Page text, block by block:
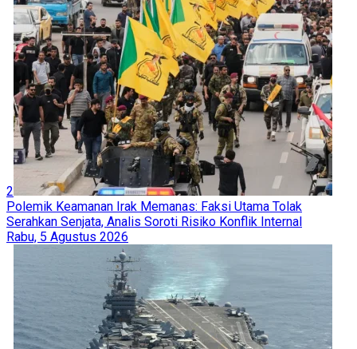
2
Polemik Keamanan Irak Memanas: Faksi Utama Tolak
Serahkan Senjata, Analis Soroti Risiko Konflik Internal
Rabu, 5 Agustus 2026